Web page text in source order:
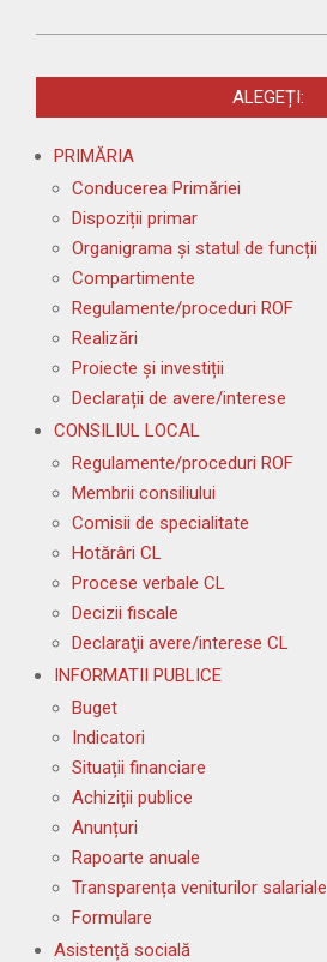
ALEGEȚI:
PRIMĂRIA
Conducerea Primăriei
Dispoziții primar
Organigrama și statul de funcții
Compartimente
Regulamente/proceduri ROF
Realizări
Proiecte și investiții
Declarații de avere/interese
CONSILIUL LOCAL
Regulamente/proceduri ROF
Membrii consiliului
Comisii de specialitate
Hotărâri CL
Procese verbale CL
Decizii fiscale
Declaraţii avere/interese CL
INFORMATII PUBLICE
Buget
Indicatori
Situații financiare
Achiziții publice
Anunțuri
Rapoarte anuale
Transparența veniturilor salariale
Formulare
Asistență socială